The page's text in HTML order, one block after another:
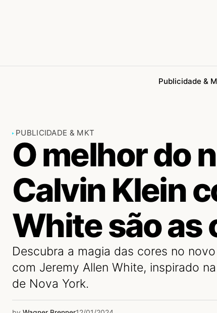
Publicidade &
PUBLICIDADE & MKT
O melhor do
Calvin Klein
White são as
Descubra a magia das cores no
com Jeremy Allen White, inspirado na
de Nova York.